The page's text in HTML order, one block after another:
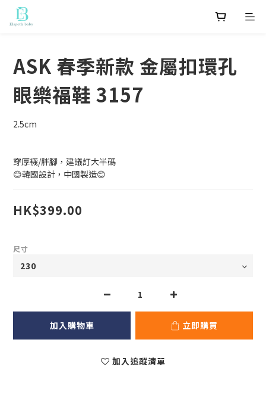
ASK 春季新款 金屬扣環孔
眼樂福鞋 3157
2.5cm
穿厚襪/胖腳，建議訂大半碼
😊韓國設計，中國製造😊
HK$399.00
尺寸
加入購物車 立即購買
加入追蹤清單